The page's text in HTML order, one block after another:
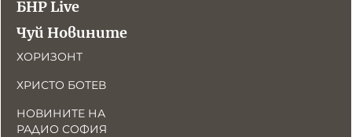
БНР Live
Чуй Новините
ХОРИЗОНТ
ХРИСТО БОТЕВ
НОВИНИТЕ НА
РАДИО СОФИЯ